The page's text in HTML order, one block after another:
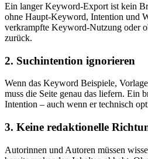
Ein langer Keyword-Export ist kein
ohne Haupt-Keyword, Intention und
verkrampfte Keyword-Nutzung oder
zurück.
2. Suchintention ignorieren
Wenn das Keyword Beispiele,
muss die Seite genau das liefern. Ein
Intention – auch wenn er technisch
3. Keine redaktionelle
Autorinnen und Autoren müssen